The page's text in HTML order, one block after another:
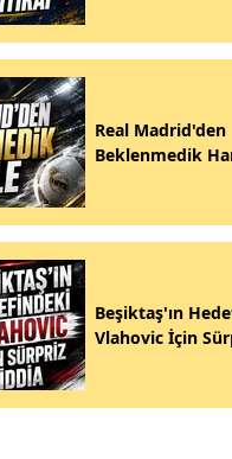
Real Madrid'den
Beklenmedik
Beşiktaş'ın
Vlahovic İçin